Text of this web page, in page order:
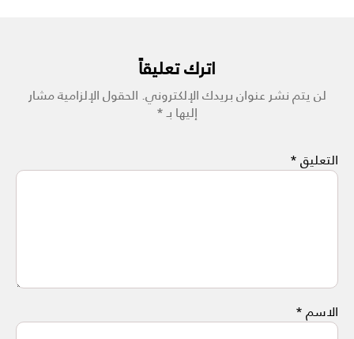
اترك تعليقاً
لن يتم نشر عنوان بريدك الإلكتروني.الحقول الإلزامية مشار
إليها بـ*
التعليق*
الاسم*